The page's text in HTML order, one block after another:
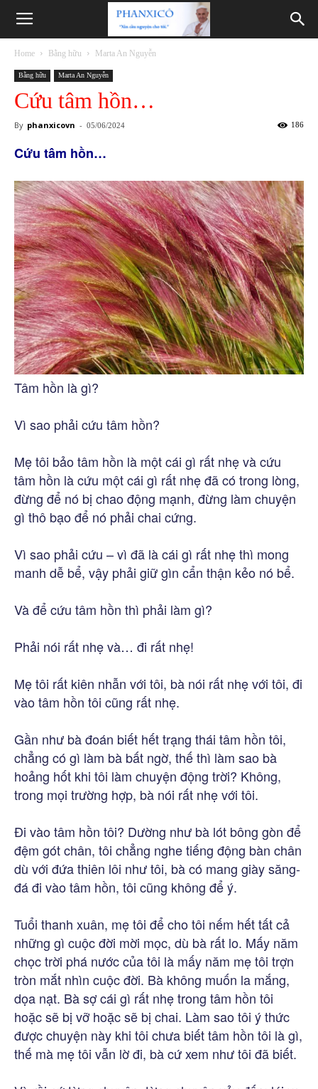
Phanxicô
Home Bằng hữu Marta An Nguyễn
Bằng hữu Marta An Nguyễn
Cứu tâm hồn…
By phanxicovn - 05/06/2024 186
Cứu tâm hồn…
Tâm hồn là gì?
Vì sao phải cứu tâm hồn?
Mẹ tôi bảo tâm hồn là một cái gì rất nhẹ và cứu
tâm hồn là cứu một cái gì rất nhẹ đã có trong lòng,
đừng để nó bị chao động mạnh, đừng làm chuyện
gì thô bạo để nó phải chai cứng.
Vì sao phải cứu – vì đã là cái gì rất nhẹ thì mong
manh dễ bể, vậy phải giữ gìn cẩn thận kẻo nó bể.
Và để cứu tâm hồn thì phải làm gì?
Phải nói rất nhẹ và… đi rất nhẹ!
Mẹ tôi rất kiên nhẫn với tôi, bà nói rất nhẹ với tôi, đi
vào tâm hồn tôi cũng rất nhẹ.
Gần như bà đoán biết hết trạng thái tâm hồn tôi,
chẳng có gì làm bà bất ngờ, thế thì làm sao bà
hoảng hốt khi tôi làm chuyện động trời? Không,
trong mọi trường hợp, bà nói rất nhẹ với tôi.
Đi vào tâm hồn tôi? Dường như bà lót bông gòn để
đệm gót chân, tôi chẳng nghe tiếng động bàn chân
dù với đứa thiên lôi như tôi, bà có mang giày săng-
đá đi vào tâm hồn, tôi cũng không để ý.
Tuổi thanh xuân, mẹ tôi để cho tôi nếm hết tất cả
những gì cuộc đời mời mọc, dù bà rất lo. Mấy năm
chọc trời phá nước của tôi là mấy năm mẹ tôi trợn
tròn mắt nhìn cuộc đời. Bà không muốn la mắng,
dọa nạt. Bà sợ cái gì rất nhẹ trong tâm hồn tôi
hoặc sẽ bị vỡ hoặc sẽ bị chai. Làm sao tôi ý thức
được chuyện này khi tôi chưa biết tâm hồn tôi là gì,
thế mà mẹ tôi vẫn lờ đi, bà cứ xem như tôi đã biết.